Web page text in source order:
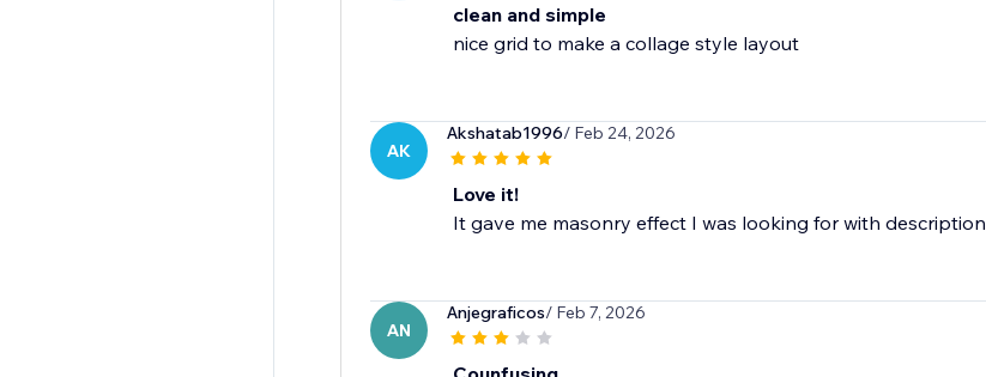
clean and simple
nice grid to make a collage style layout
AK
Akshatab1996/ Feb 24, 2026
Love it!
It gave me masonry effect I was looking for with description
AN
Anjegraficos/ Feb 7, 2026